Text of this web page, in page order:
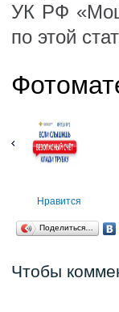
УК РФ
по этой
Нравится
Поделиться…
Чтобы